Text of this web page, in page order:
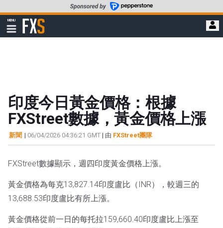
至
要
MENU
顯
示
FXStreet
印度今日黃金價格：根據
FXStreet數據，黃金價格上漲
新聞 | 06/04/2026 04:36:21 GMT | 由 FXStreet團隊
FXStreet數據顯示，週四印度黃金價格上漲。
黃金價格為每克13,827.14印度盧比（INR），較週三的
13,688.53印度盧比有所上漲。
黃金價格從前一日的每托拉159,660.40印度盧比上漲至